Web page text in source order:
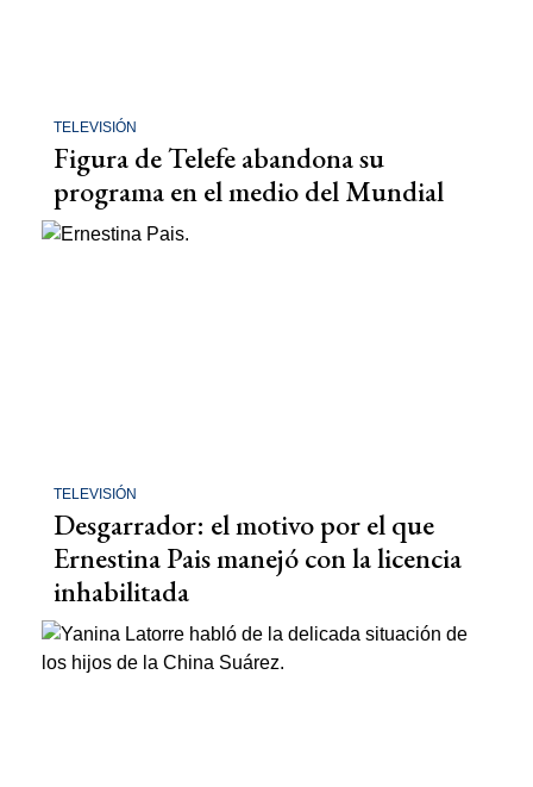
TELEVISIÓN
Figura de Telefe abandona su
programa en el medio del Mundial
TELEVISIÓN
Desgarrador: el motivo por el que
Ernestina Pais manejó con la licencia
inhabilitada